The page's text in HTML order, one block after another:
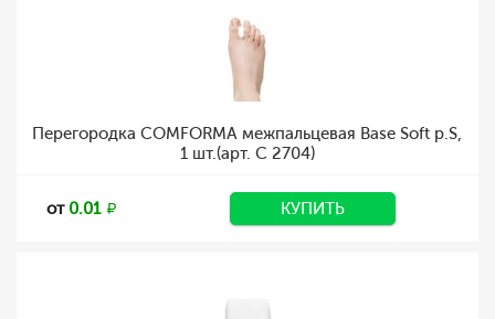
Перегородка COMFORMA межпальцевая Base Soft р.S,
1 шт.(арт. C 2704)
от 0.01 КУПИТЬ